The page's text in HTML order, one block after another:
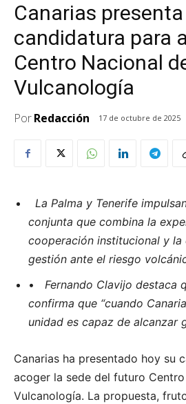
Canarias
candidatura para
Centro Nacional
Vulcanología
PorRedacción 17 de octubre de 2025
La Palma y Tenerife
conjunta que combina la
cooperación institucional y la
gestión ante el riesgo volcá
• Fernando Clavijo destaca
confirma que “cuando
unidad es capaz de alcanzar
Canarias ha presentado hoy su
acoger la sede del futuro
Vulcanología. La propuesta,